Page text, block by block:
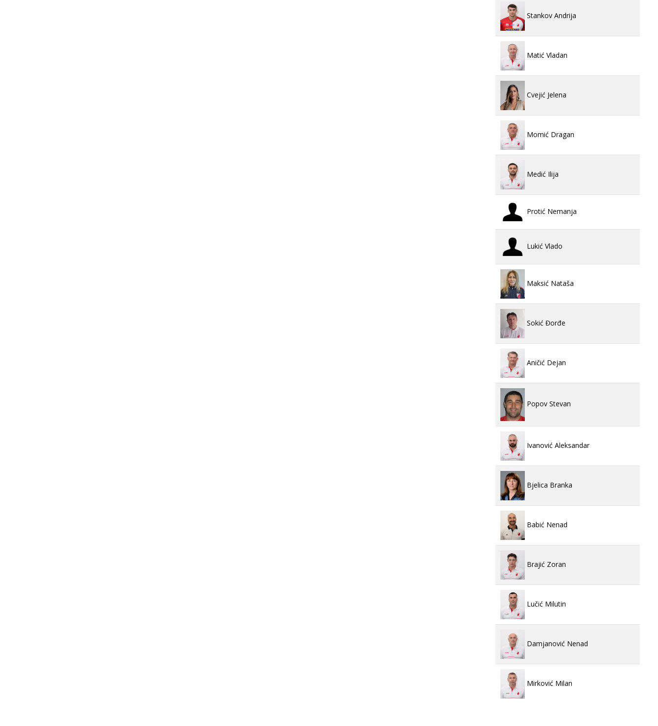
Stankov Andrija
Matić Vladan
Cvejić Jelena
Momić Dragan
Medić Ilija
Protić Nemanja
Lukić Vlado
Maksić Nataša
Sokić Đorđe
Aničić Dejan
Popov Stevan
Ivanović Aleksandar
Bjelica Branka
Babić Nenad
Brajić Zoran
Lučić Milutin
Damjanović Nenad
Mirković Milan